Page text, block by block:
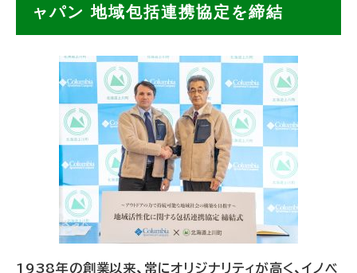
ャパン 地域包括連携協定を締結
1938年の創業以来、常にオリジナリティが高く、イノベ